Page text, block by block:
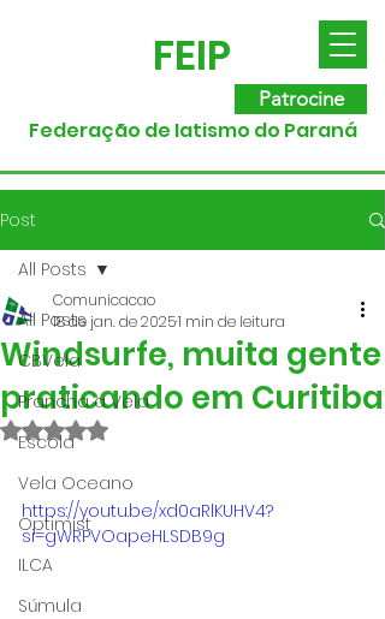
FEIP
Patrocine
Federação de Iatismo do Paraná
Post
All Posts
CBVela
Prancha a Vela
Escola
Vela Oceano
Optimist
ILCA
Súmula
All Posts
Windsurfe, muita gente
praticando em Curitiba
Comunicacao
18 de jan. de 20251 min de leitura
Avaliado com NaN de 5 estrelas.
https://youtu.be/xd0aRlKUHV4?
si=gWRPVOapeHLSDB9g